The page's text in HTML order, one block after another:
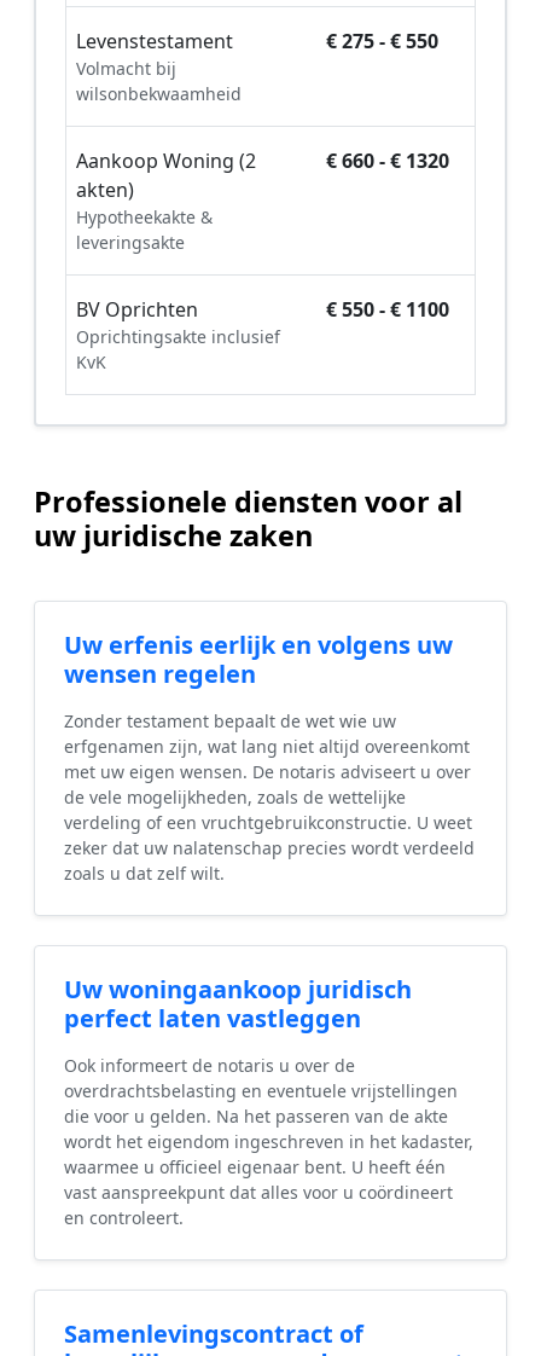
Levenstestament
Volmacht bij
wilsonbekwaamheid
€ 275 - € 550
Aankoop Woning (2
akten)
Hypotheekakte &
leveringsakte
€ 660 - € 1320
BV Oprichten
Oprichtingsakte inclusief
KvK
€ 550 - € 1100
Professionele diensten voor al
uw juridische zaken
Uw erfenis eerlijk en volgens uw
wensen regelen
Zonder testament bepaalt de wet wie uw
erfgenamen zijn, wat lang niet altijd overeenkomt
met uw eigen wensen. De notaris adviseert u over
de vele mogelijkheden, zoals de wettelijke
verdeling of een vruchtgebruikconstructie. U weet
zeker dat uw nalatenschap precies wordt verdeeld
zoals u dat zelf wilt.
Uw woningaankoop juridisch
perfect laten vastleggen
Ook informeert de notaris u over de
overdrachtsbelasting en eventuele vrijstellingen
die voor u gelden. Na het passeren van de akte
wordt het eigendom ingeschreven in het kadaster,
waarmee u officieel eigenaar bent. U heeft één
vast aanspreekpunt dat alles voor u coördineert
en controleert.
Samenlevingscontract of